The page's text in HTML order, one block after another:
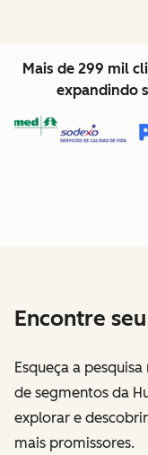
Mais de 299 mil
expandindo
Encontre
Esqueça a
de segmentos da
explorar e
mais promissores.